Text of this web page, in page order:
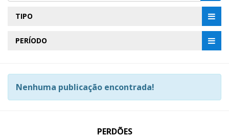
TIPO
PERÍODO
Nenhuma publicação encontrada!
PERDÕES